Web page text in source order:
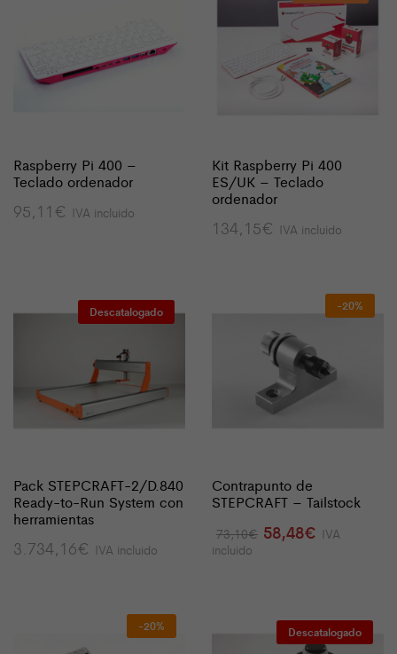
Raspberry Pi 400 –
Teclado ordenador
95,11 € IVA incluido
Kit Raspberry Pi 400
ES/UK – Teclado
ordenador
134,15€ IVA incluido
Descatalogado
Pack STEPCRAFT-2/D.840
Ready-to-Run System con
herramientas
3.734,16€ IVA incluido
-20%
Contrapunto de
STEPCRAFT – Tailstock
73,10€ El
precio
58,48€ El
precio
IVA
incluido
-20% Descatalogado